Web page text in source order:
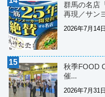
群馬の名店
再現／サン
2026年7月14日
秋季FOOD
催...
2026年7月31日